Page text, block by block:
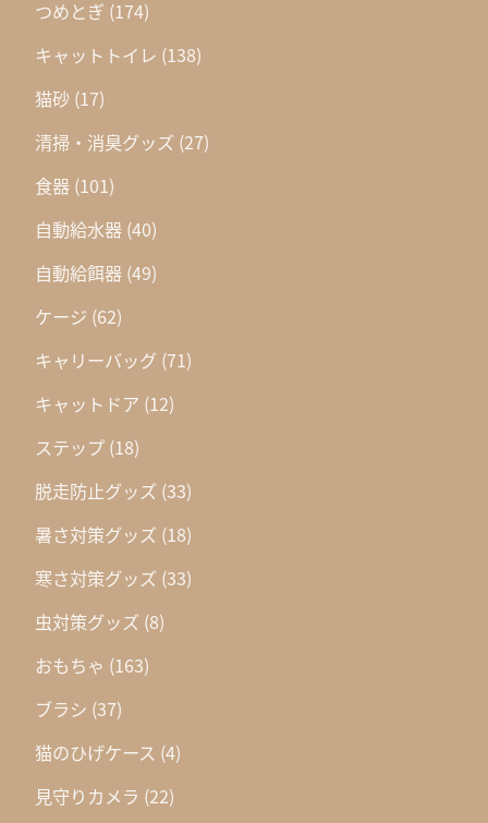
つめとぎ (174)
キャットトイレ (138)
猫砂 (17)
清掃・消臭グッズ (27)
食器 (101)
自動給水器 (40)
自動給餌器 (49)
ケージ (62)
キャリーバッグ (71)
キャットドア (12)
ステップ (18)
脱走防止グッズ (33)
暑さ対策グッズ (18)
寒さ対策グッズ (33)
虫対策グッズ (8)
おもちゃ (163)
ブラシ (37)
猫のひげケース (4)
見守りカメラ (22)